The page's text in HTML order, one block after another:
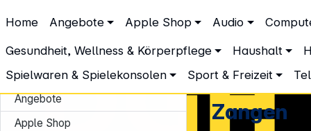
Home Angebote Apple Shop Audio
Gesundheit, Wellness & Körperpflege Haushalt
Spielwaren & Spielekonsolen
Sport & Freizeit
Werkzeug & Garten Handwerkzeug Zangen
Zangen
Angebote
Apple Shop
Zangen